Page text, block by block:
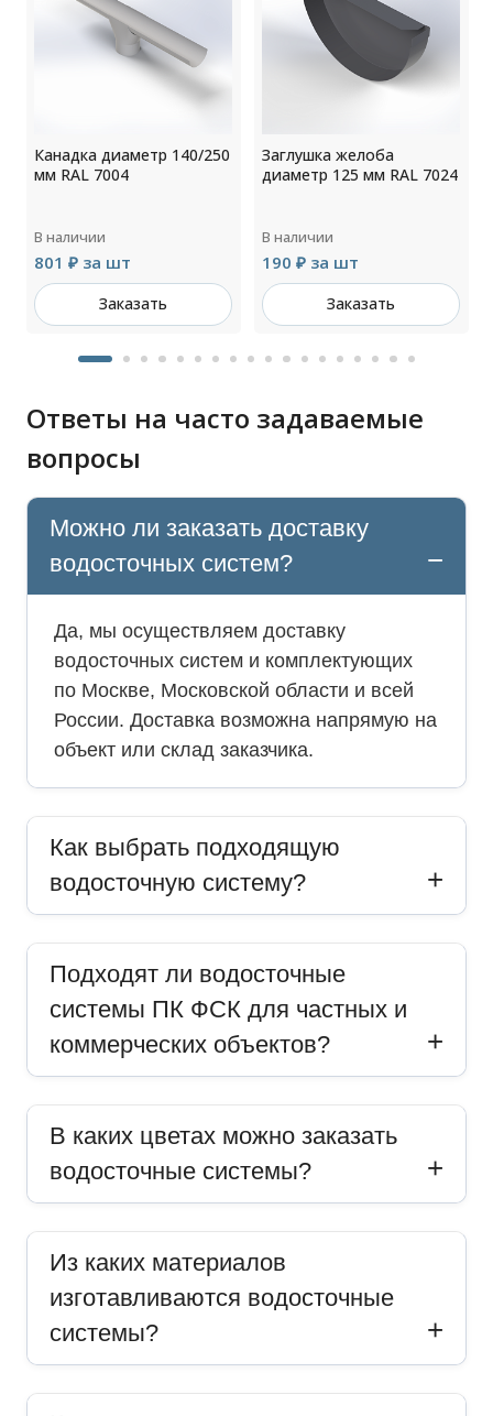
Канадка диаметр 140/250
мм RAL 7004
В наличии
801 ₽ за шт
Заказать
Заглушка желоба
диаметр 125 мм RAL 7024
В наличии
190 ₽ за шт
Заказать
Ответы на часто задаваемые
вопросы
Можно ли заказать доставку
водосточных систем?
Да, мы осуществляем доставку
водосточных систем и комплектующих
по Москве, Московской области и всей
России. Доставка возможна напрямую на
объект или склад заказчика.
Как выбрать подходящую
водосточную систему?
Подходят ли водосточные
системы ПК ФСК для частных и
коммерческих объектов?
В каких цветах можно заказать
водосточные системы?
Из каких материалов
изготавливаются водосточные
системы?